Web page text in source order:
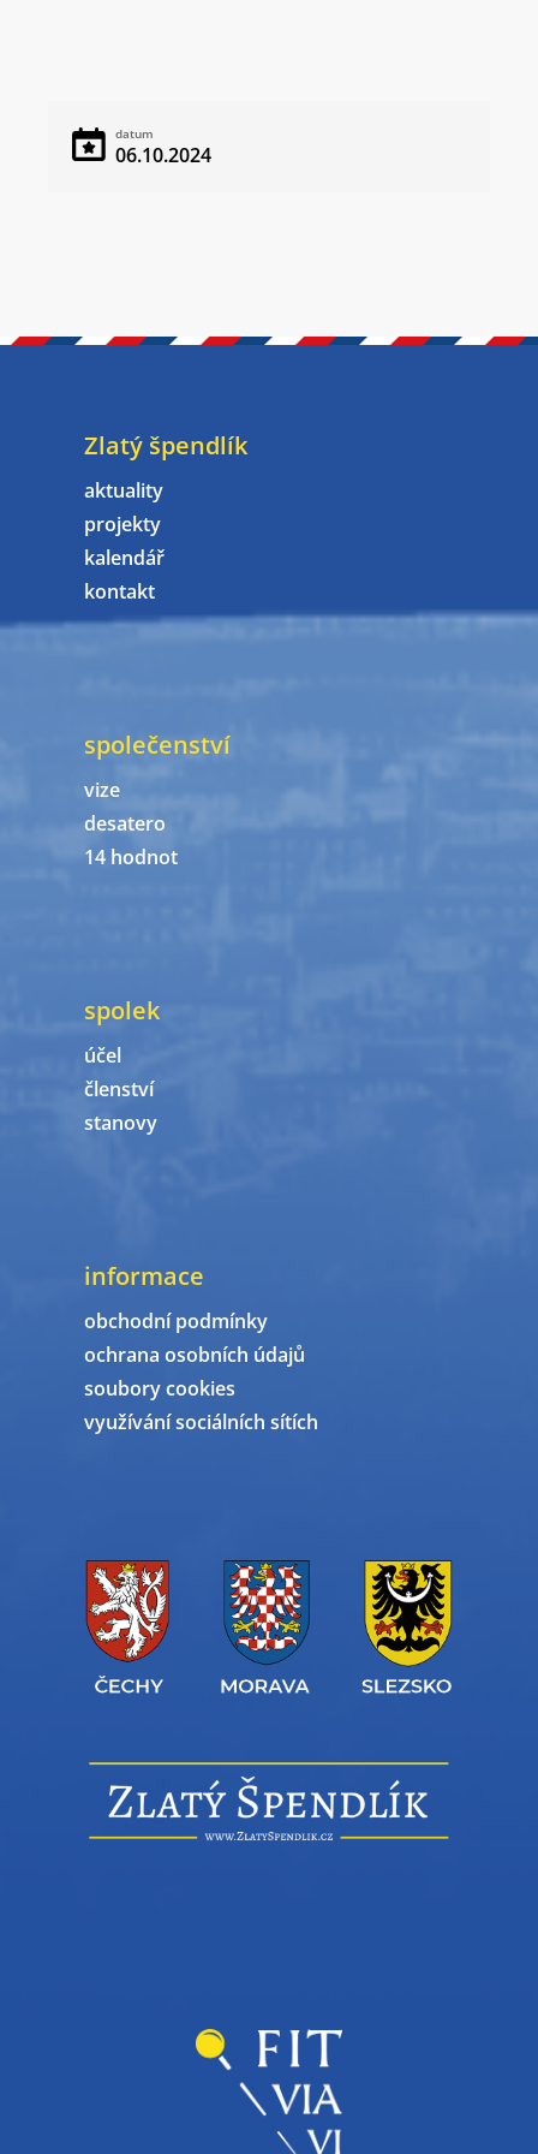
datum
06.10.2024
Zlatý špendlík
aktuality
projekty
kalendář
kontakt
společenství
vize
desatero
14 hodnot
spolek
účel
členství
stanovy
informace
obchodní podmínky
ochrana osobních údajů
soubory cookies
využívání sociálních sítích